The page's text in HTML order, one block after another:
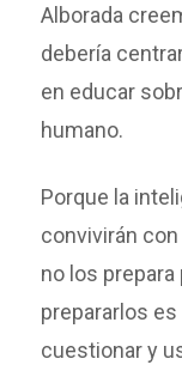
Alborada
debería
en educar
humano.
Porque la
convivirán con
no los
prepararlos
cuestionar y